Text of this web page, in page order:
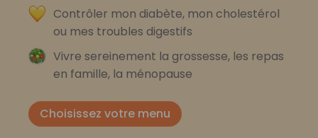
Contrôler mon diabète, mon cholestérol
ou mes troubles digestifs
Vivre sereinement la grossesse, les repas
en famille, la ménopause
Choisissez votre menu